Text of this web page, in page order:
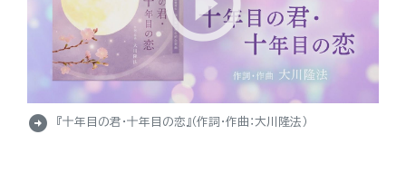
arrow_circle_right 『十年目の君・十年目の恋』（作詞・作曲：大川隆法）